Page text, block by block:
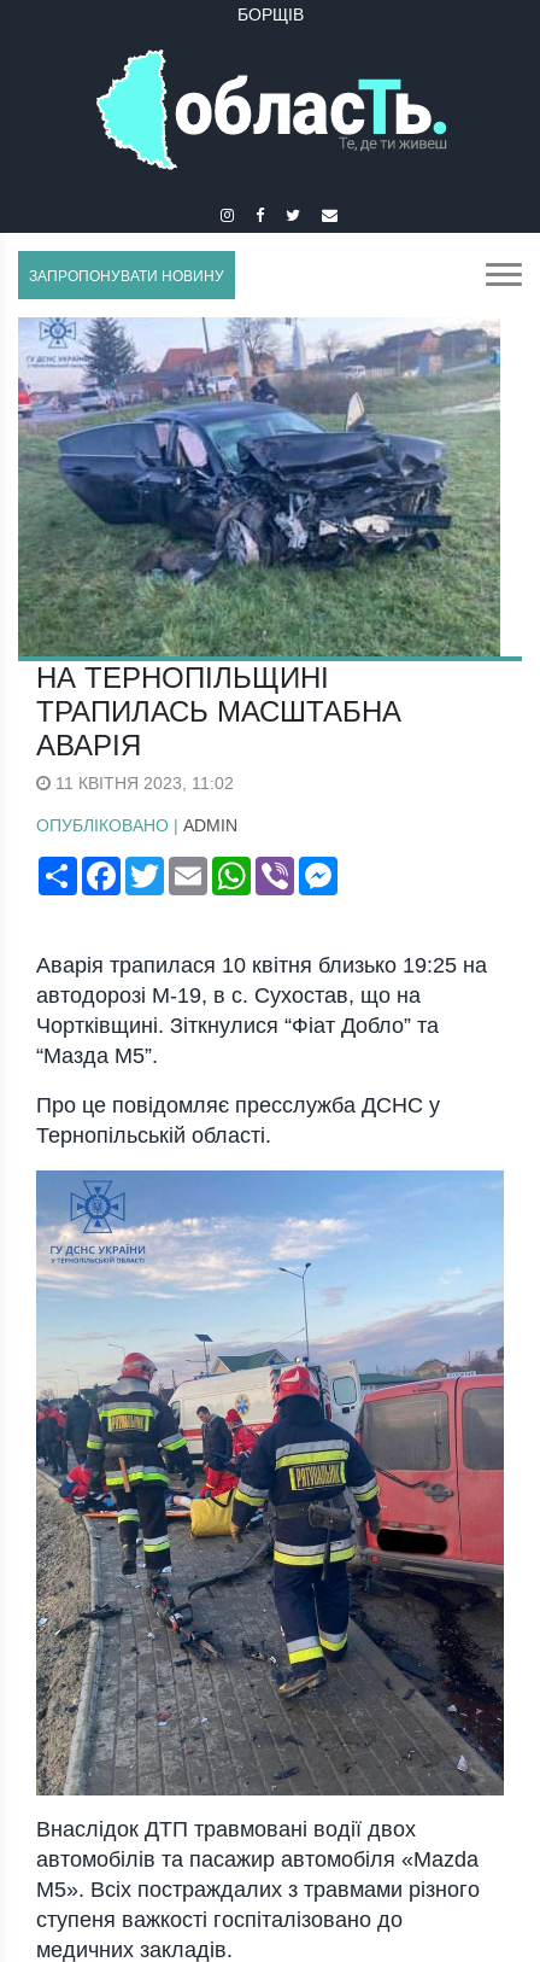
ЗАПРОПОНУВАТИ НОВИНУ
НА ТЕРНОПІЛЬЩИНІ
ТРАПИЛАСЬ МАСШТАБНА
АВАРІЯ
11 КВІТНЯ 2023, 11:02
ОПУБЛІКОВАНО | ADMIN
ПоширитиFacebook
TwitterEmail WhatsApp
Viber
Аварія трапилася 10 квітня близько 19:25 на
автодорозі М-19, в с. Сухостав, що на
Чортківщині. Зіткнулися “Фіат Добло” та
“Мазда М5”.
Про це повідомляє пресслужба ДСНС у
Тернопільській області.
Внаслідок ДТП травмовані водії двох
автомобілів та пасажир автомобіля «Маzda
М5». Всіх постраждалих з травмами різного
ступеня важкості госпіталізовано до
медичних закладів.